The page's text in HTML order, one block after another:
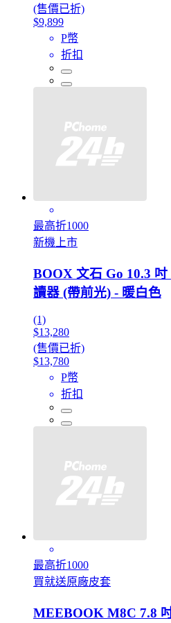
(售價已折)
$9,899
P幣
折扣
最高折1000
新機上市
BOOX 文石 Go 10.3
讀器 (帶前光) - 暖白色
(1)
$13,280
(售價已折)
$13,780
P幣
折扣
最高折1000
買就送原廠皮套
MEEBOOK M8C 7.8